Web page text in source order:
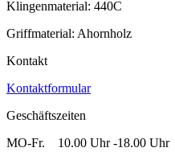
Klingenmaterial: 440C
Griffmaterial: Ahornholz
Kontakt
Kontaktformular
Geschäftszeiten
MO-Fr. 10.00 Uhr -18.00